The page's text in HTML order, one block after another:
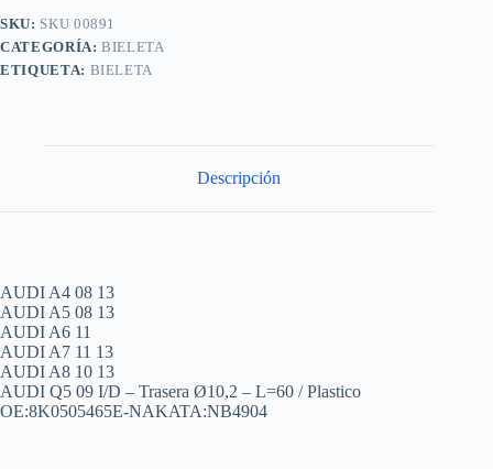
y
equivalentes
cantidad
r
n
a
SKU: SKU 00891
CATEGORÍA:BIELETA
ETIQUETA: BIELETA
Descripción
AUDI A4 08 13
AUDI A5 08 13
AUDI A6 11
AUDI A7 11 13
AUDI A8 10 13
AUDI Q5 09 I/D – Trasera Ø10,2 – L=60 / Plastico
OE:8K0505465E-NAKATA:NB4904